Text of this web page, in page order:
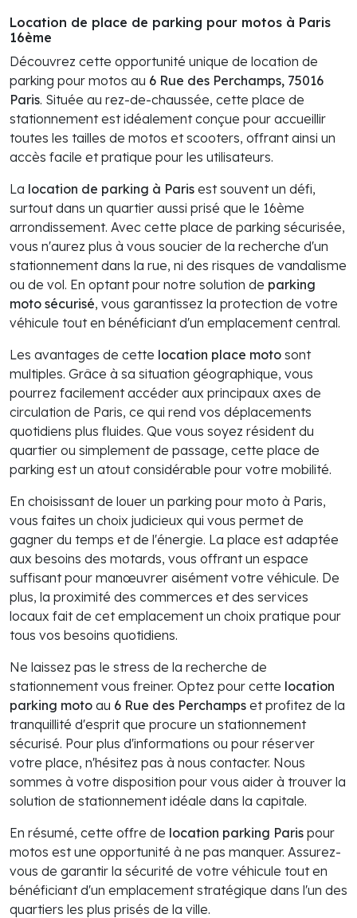
Location de place de parking pour motos à Paris
16ème
Découvrez cette opportunité unique de location de
parking pour motos au 6 Rue des Perchamps, 75016
Paris. Située au rez-de-chaussée, cette place de
stationnement est idéalement conçue pour accueillir
toutes les tailles de motos et scooters, offrant ainsi un
accès facile et pratique pour les utilisateurs.
La location de parking à Paris est souvent un défi,
surtout dans un quartier aussi prisé que le 16ème
arrondissement. Avec cette place de parking sécurisée,
vous n'aurez plus à vous soucier de la recherche d'un
stationnement dans la rue, ni des risques de vandalisme
ou de vol. En optant pour notre solution de parking
moto sécurisé, vous garantissez la protection de votre
véhicule tout en bénéficiant d'un emplacement central.
Les avantages de cette location place moto sont
multiples. Grâce à sa situation géographique, vous
pourrez facilement accéder aux principaux axes de
circulation de Paris, ce qui rend vos déplacements
quotidiens plus fluides. Que vous soyez résident du
quartier ou simplement de passage, cette place de
parking est un atout considérable pour votre mobilité.
En choisissant de louer un parking pour moto à Paris,
vous faites un choix judicieux qui vous permet de
gagner du temps et de l'énergie. La place est adaptée
aux besoins des motards, vous offrant un espace
suffisant pour manœuvrer aisément votre véhicule. De
plus, la proximité des commerces et des services
locaux fait de cet emplacement un choix pratique pour
tous vos besoins quotidiens.
Ne laissez pas le stress de la recherche de
stationnement vous freiner. Optez pour cette location
parking moto au 6 Rue des Perchamps et profitez de la
tranquillité d'esprit que procure un stationnement
sécurisé. Pour plus d'informations ou pour réserver
votre place, n'hésitez pas à nous contacter. Nous
sommes à votre disposition pour vous aider à trouver la
solution de stationnement idéale dans la capitale.
En résumé, cette offre de location parking Paris pour
motos est une opportunité à ne pas manquer. Assurez-
vous de garantir la sécurité de votre véhicule tout en
bénéficiant d'un emplacement stratégique dans l'un des
quartiers les plus prisés de la ville.